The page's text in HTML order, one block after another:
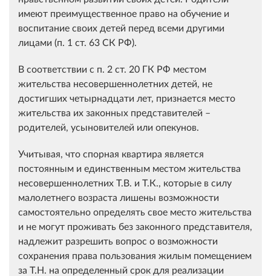
имеют преимущественное право на обучение и
воспитание своих детей перед всеми другими
лицами (п. 1 ст. 63 СК РФ).
В соответствии с п. 2 ст. 20 ГК РФ местом
жительства несовершеннолетних детей, не
достигших четырнадцати лет, признается место
жительства их законных представителей –
родителей, усыновителей или опекунов.
Учитывая, что спорная квартира является
постоянным и единственным местом жительства
несовершеннолетних Т.В. и Т.К., которые в силу
малолетнего возраста лишены возможности
самостоятельно определять свое место жительства
и не могут проживать без законного представителя,
надлежит разрешить вопрос о возможности
сохранения права пользования жилым помещением
за Т.Н. на определенный срок для реализации